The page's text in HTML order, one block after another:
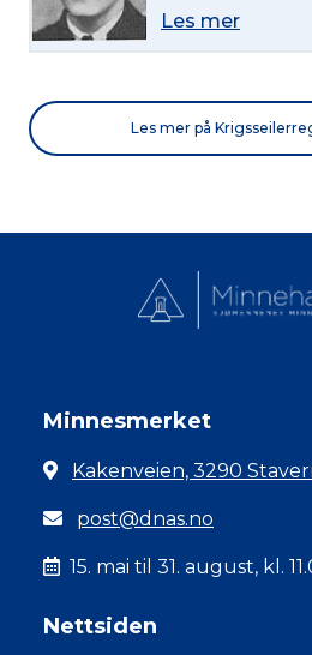
Les mer
Les mer på
Minnesmerket
Kakenveien, 3290
post@dnas.no
15. mai til 31. august, kl.
Nettsiden